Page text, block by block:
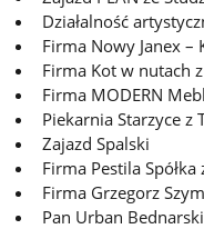
Działalność
Firma Nowy Janex –
Firma Kot w nutach
Firma MODERN
Piekarnia Starzyce z
Zajazd Spalski
Firma Pestila
Firma Grzegorz
Pan Urban Bednarski